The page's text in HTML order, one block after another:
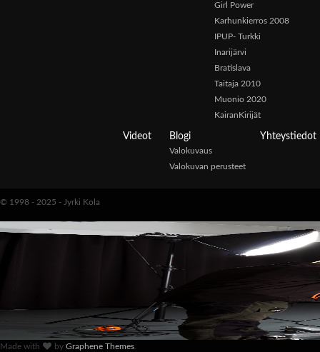
Girl Power
Karhunkierros 2008
IPUP- Turkki
Inarijärvi
Bratislava
Taitaja 2010
Muonio 2020
KairanKirijät
Videot Blogi
Valokuvaus
Valokuvan perusteet
Yhteystiedot
© 1998 - 2025 - Jyrki Kola
Made with byGraphene Themes